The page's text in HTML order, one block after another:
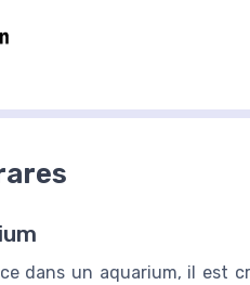
dans un aquarium, il est